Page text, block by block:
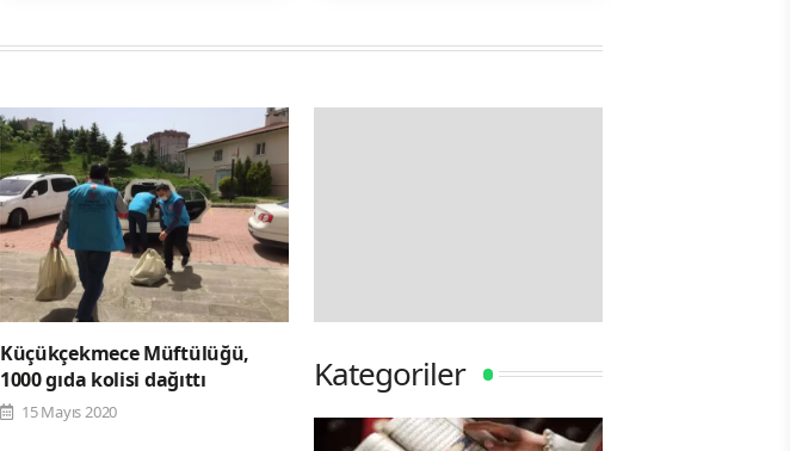
Küçükçekmece Müftülüğü,
1000 gıda kolisi dağıttı
15 Mayıs 2020
Kategoriler